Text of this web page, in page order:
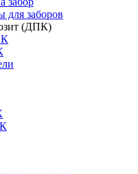
для заборов
(ДПК)